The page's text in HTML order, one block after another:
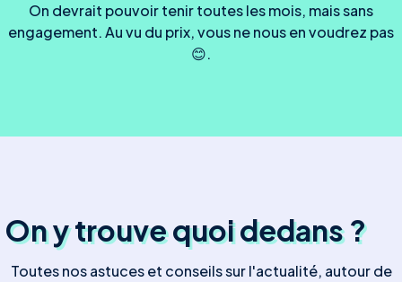
On devrait pouvoir tenir toutes les mois, mais sans
engagement. Au vu du prix, vous ne nous en voudrez pas
😊.
On y trouve quoi dedans ?
Toutes nos astuces et conseils sur l'actualité, autour de